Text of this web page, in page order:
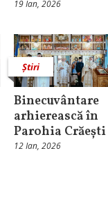
19 Ian, 2026
Știri
Binecuvântare
arhierească în
Parohia Crăești
12 Ian, 2026